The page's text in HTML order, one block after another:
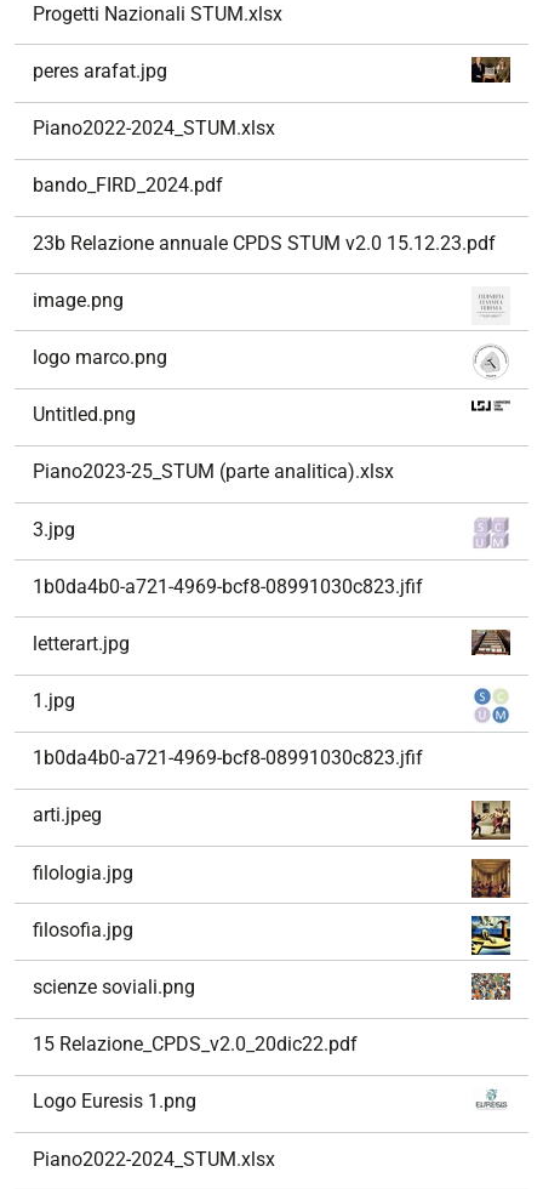
Progetti Nazionali STUM.xlsx
peres arafat.jpg
Piano2022-2024_STUM.xlsx
bando_FIRD_2024.pdf
23b Relazione annuale CPDS STUM v2.0 15.12.23.pdf
image.png
logo marco.png
Untitled.png
Piano2023-25_STUM (parte analitica).xlsx
3.jpg
1b0da4b0-a721-4969-bcf8-08991030c823.jfif
letterart.jpg
1.jpg
1b0da4b0-a721-4969-bcf8-08991030c823.jfif
arti.jpeg
filologia.jpg
filosofia.jpg
scienze soviali.png
15 Relazione_CPDS_v2.0_20dic22.pdf
Logo Euresis 1.png
Piano2022-2024_STUM.xlsx